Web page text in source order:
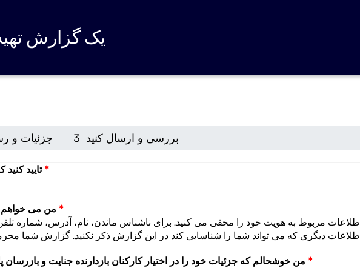
یک گزارش
جزئیات و 3 بررسی و ارسال کنید
تایید
من می خواهم *
مربوط به هویت خود را مخفی می کنید. برای ناشناس ماندن، نام، آدرس، شماره
من خوشحالم که جزئیات خود را در اختیار کارکنان بازدارنده جنایت و *